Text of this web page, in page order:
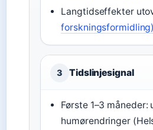
Langtidseffekter
forskningsformidling)
3 Tidslinjesignal
Første 1–3
humørendringer